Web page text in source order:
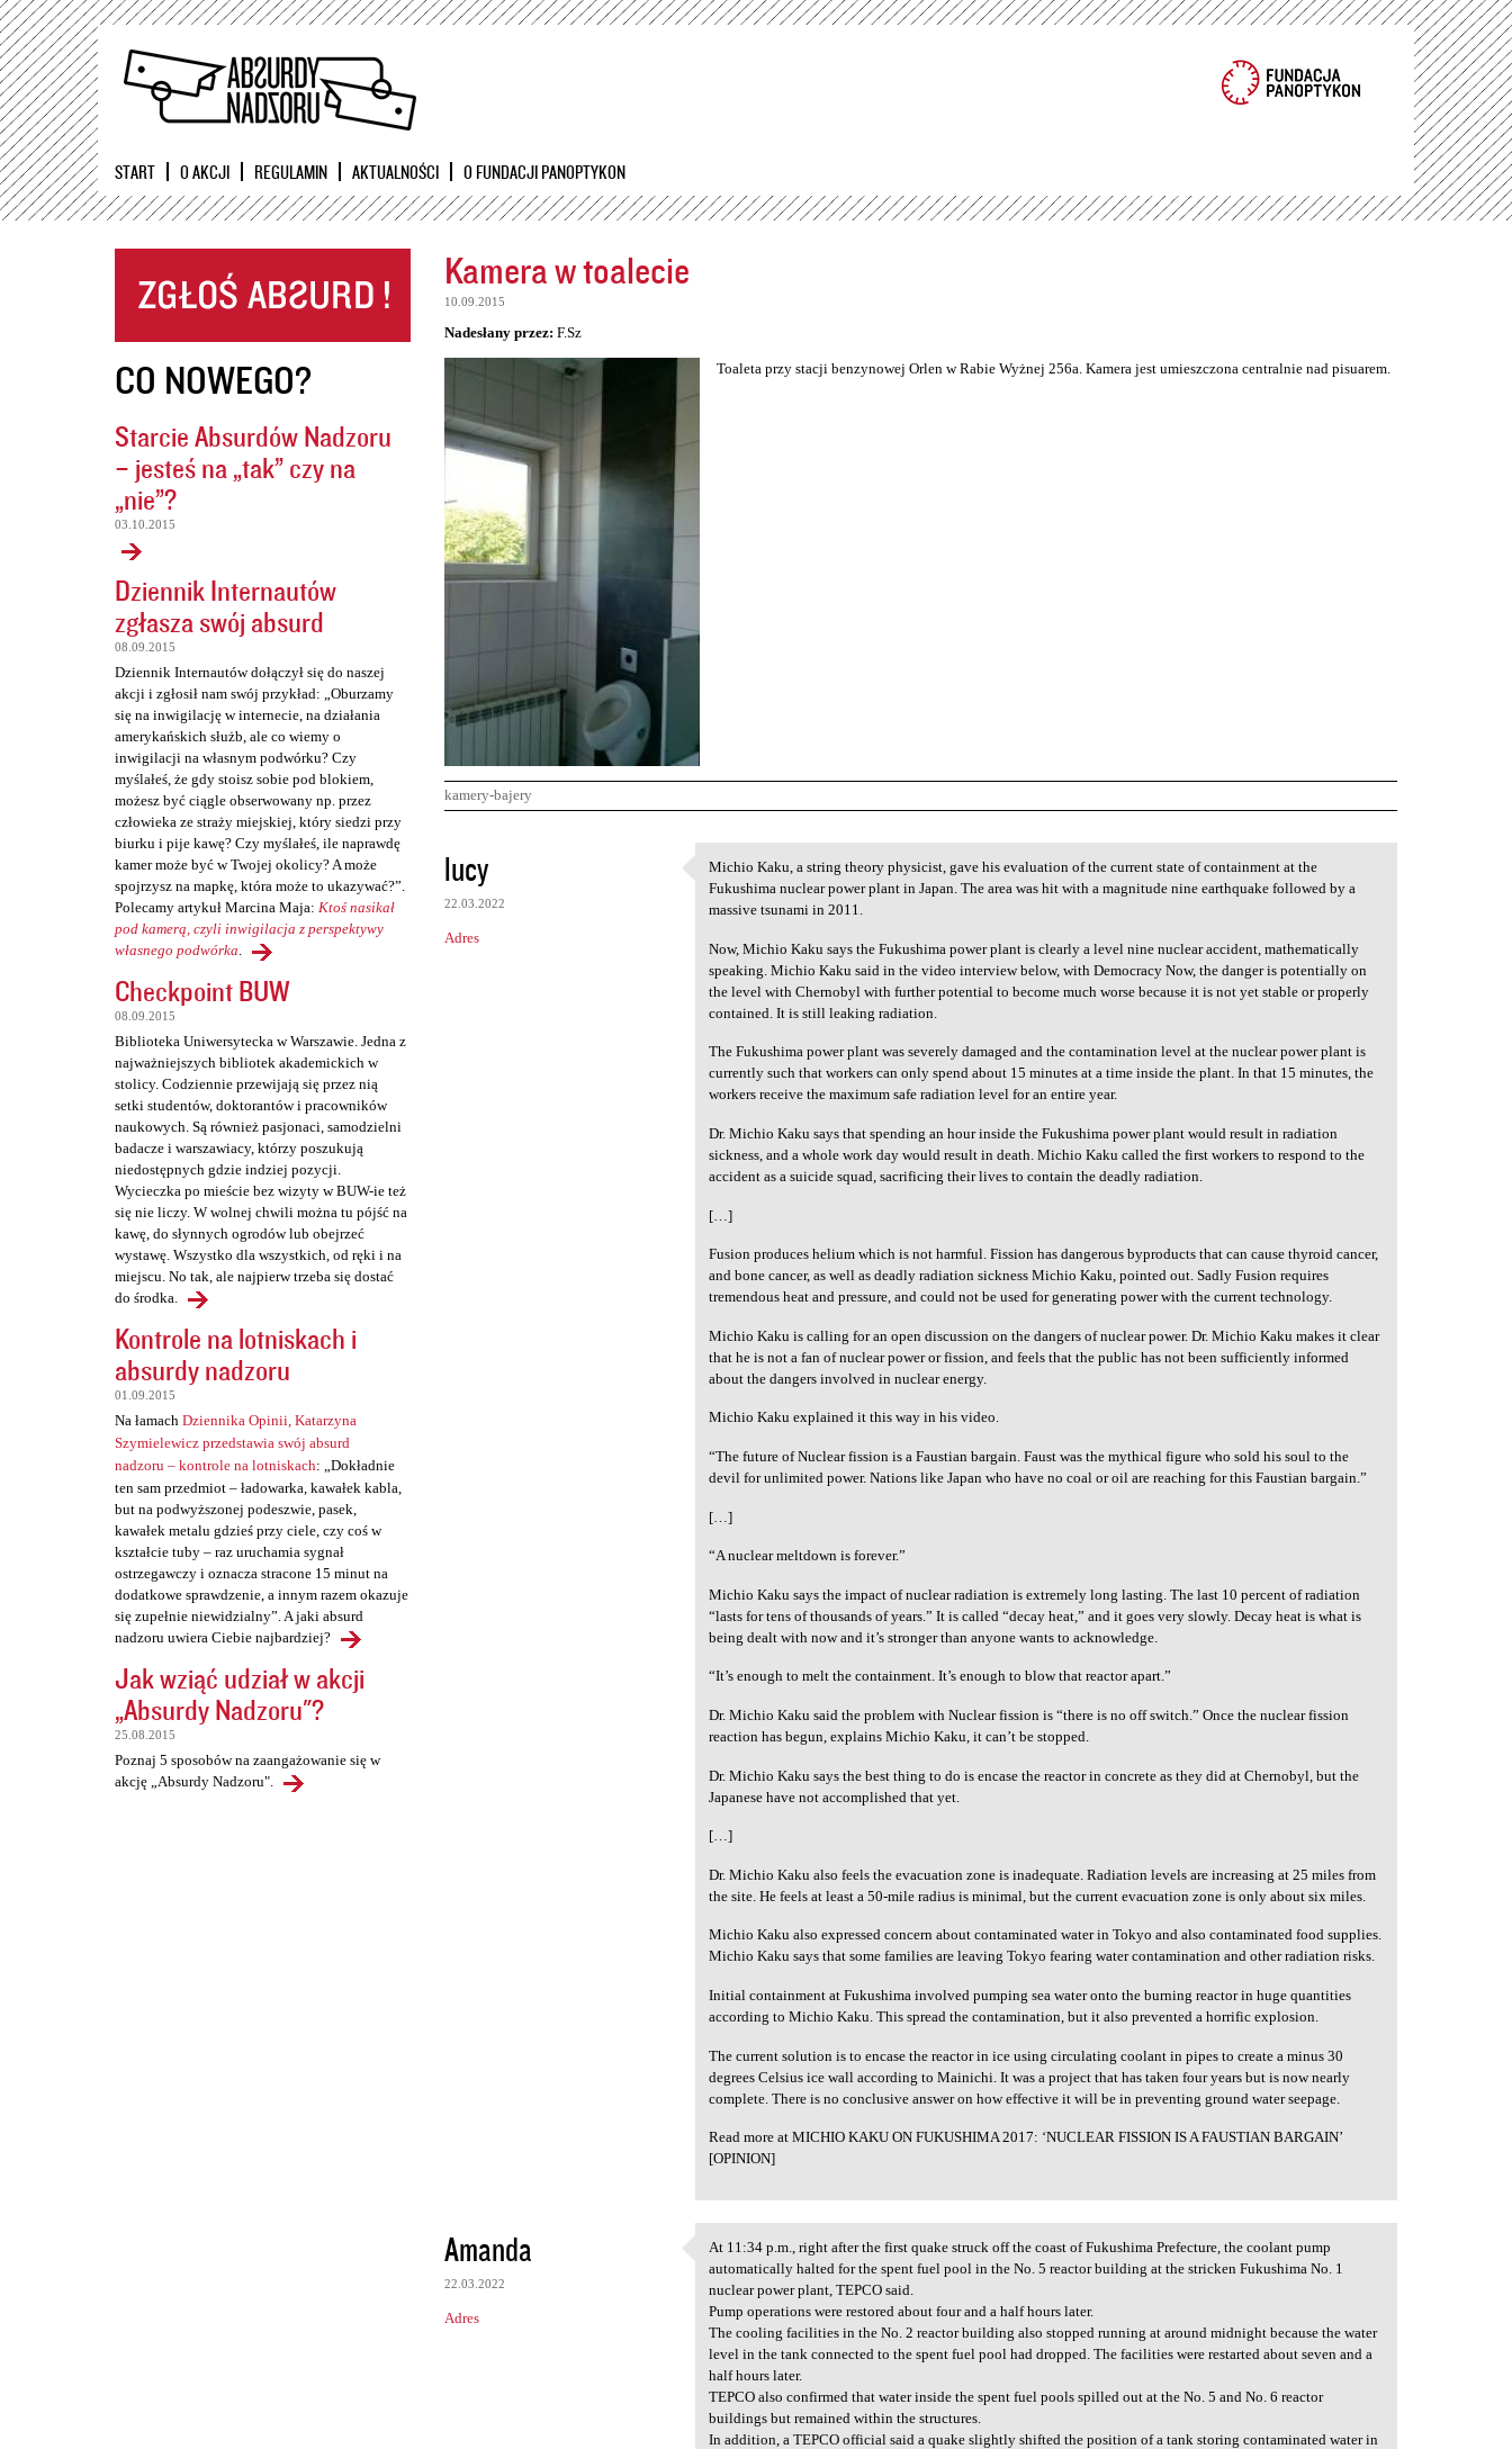
Przejdź
START O AKCJI REGULAMIN AKTUALNOŚCI O FUNDACJI PANOPTYKON
CO NOWEGO?
Starcie Absurdów Nadzoru
– jesteś na „tak” czy na
„nie”?
03.10.2015
Dziennik Internautów
zgłasza swój absurd
08.09.2015
Dziennik Internautów dołączył się do naszej
akcji i zgłosił nam swój przykład: „Oburzamy
się na inwigilację w internecie, na działania
amerykańskich służb, ale co wiemy o
inwigilacji na własnym podwórku? Czy
myślałeś, że gdy stoisz sobie pod blokiem,
możesz być ciągle obserwowany np. przez
człowieka ze straży miejskiej, który siedzi przy
biurku i pije kawę? Czy myślałeś, ile naprawdę
kamer może być w Twojej okolicy? A może
spojrzysz na mapkę, która może to ukazywać?”.
Polecamy artykuł Marcina Maja: Ktoś nasikał
pod kamerą, czyli inwigilacja z perspektywy
własnego podwórka.
Checkpoint BUW
08.09.2015
Biblioteka Uniwersytecka w Warszawie. Jedna z
najważniejszych bibliotek akademickich w
stolicy. Codziennie przewijają się przez nią
setki studentów, doktorantów i pracowników
naukowych. Są również pasjonaci, samodzielni
badacze i warszawiacy, którzy poszukują
niedostępnych gdzie indziej pozycji.
Wycieczka po mieście bez wizyty w BUW-ie też
się nie liczy. W wolnej chwili można tu pójść na
kawę, do słynnych ogrodów lub obejrzeć
wystawę. Wszystko dla wszystkich, od ręki i na
miejscu. No tak, ale najpierw trzeba się dostać
do środka.
Kontrole na lotniskach i
absurdy nadzoru
01.09.2015
Na łamach Dziennika Opinii, Katarzyna
Szymielewicz przedstawia swój absurd
nadzoru – kontrole na lotniskach: „Dokładnie
ten sam przedmiot – ładowarka, kawałek kabla,
but na podwyższonej podeszwie, pasek,
kawałek metalu gdzieś przy ciele, czy coś w
kształcie tuby – raz uruchamia sygnał
ostrzegawczy i oznacza stracone 15 minut na
dodatkowe sprawdzenie, a innym razem okazuje
się zupełnie niewidzialny”. A jaki absurd
nadzoru uwiera Ciebie najbardziej?
Jak wziąć udział w akcji
„Absurdy Nadzoru"?
25.08.2015
Poznaj 5 sposobów na zaangażowanie się w
akcję „Absurdy Nadzoru".
Kamera w toalecie
10.09.2015
Nadesłany przez: F.Sz
Toaleta przy stacji benzynowej Orlen w Rabie Wyżnej 256a. Kamera jest umieszczona centralnie nad pisuarem.
kamery-bajery
K
o
m
e
lucy
22.03.2022
Adres
Michio Kaku, a string theory
Michio Kaku, a string theory physicist, gave his evaluation of the current state of containment at the
Fukushima nuclear power plant in Japan. The area was hit with a magnitude nine earthquake followed by a
massive tsunami in 2011.
Now, Michio Kaku says the Fukushima power plant is clearly a level nine nuclear accident, mathematically
speaking. Michio Kaku said in the video interview below, with Democracy Now, the danger is potentially on
the level with Chernobyl with further potential to become much worse because it is not yet stable or properly
contained. It is still leaking radiation.
The Fukushima power plant was severely damaged and the contamination level at the nuclear power plant is
currently such that workers can only spend about 15 minutes at a time inside the plant. In that 15 minutes, the
workers receive the maximum safe radiation level for an entire year.
Dr. Michio Kaku says that spending an hour inside the Fukushima power plant would result in radiation
sickness, and a whole work day would result in death. Michio Kaku called the first workers to respond to the
accident as a suicide squad, sacrificing their lives to contain the deadly radiation.
[…]
Fusion produces helium which is not harmful. Fission has dangerous byproducts that can cause thyroid cancer,
and bone cancer, as well as deadly radiation sickness Michio Kaku, pointed out. Sadly Fusion requires
tremendous heat and pressure, and could not be used for generating power with the current technology.
Michio Kaku is calling for an open discussion on the dangers of nuclear power. Dr. Michio Kaku makes it clear
that he is not a fan of nuclear power or fission, and feels that the public has not been sufficiently informed
about the dangers involved in nuclear energy.
Michio Kaku explained it this way in his video.
“The future of Nuclear fission is a Faustian bargain. Faust was the mythical figure who sold his soul to the
devil for unlimited power. Nations like Japan who have no coal or oil are reaching for this Faustian bargain.”
[…]
“A nuclear meltdown is forever.”
Michio Kaku says the impact of nuclear radiation is extremely long lasting. The last 10 percent of radiation
“lasts for tens of thousands of years.” It is called “decay heat,” and it goes very slowly. Decay heat is what is
being dealt with now and it’s stronger than anyone wants to acknowledge.
“It’s enough to melt the containment. It’s enough to blow that reactor apart.”
Dr. Michio Kaku said the problem with Nuclear fission is “there is no off switch.” Once the nuclear fission
reaction has begun, explains Michio Kaku, it can’t be stopped.
Dr. Michio Kaku says the best thing to do is encase the reactor in concrete as they did at Chernobyl, but the
Japanese have not accomplished that yet.
[…]
Dr. Michio Kaku also feels the evacuation zone is inadequate. Radiation levels are increasing at 25 miles from
the site. He feels at least a 50-mile radius is minimal, but the current evacuation zone is only about six miles.
Michio Kaku also expressed concern about contaminated water in Tokyo and also contaminated food supplies.
Michio Kaku says that some families are leaving Tokyo fearing water contamination and other radiation risks.
Initial containment at Fukushima involved pumping sea water onto the burning reactor in huge quantities
according to Michio Kaku. This spread the contamination, but it also prevented a horrific explosion.
The current solution is to encase the reactor in ice using circulating coolant in pipes to create a minus 30
degrees Celsius ice wall according to Mainichi. It was a project that has taken four years but is now nearly
complete. There is no conclusive answer on how effective it will be in preventing ground water seepage.
Read more at MICHIO KAKU ON FUKUSHIMA 2017: ‘NUCLEAR FISSION IS A FAUSTIAN BARGAIN’
[OPINION]
Amanda
22.03.2022
Adres
At 11:34 p.m., right after
At 11:34 p.m., right after the first quake struck off the coast of Fukushima Prefecture, the coolant pump
automatically halted for the spent fuel pool in the No. 5 reactor building at the stricken Fukushima No. 1
nuclear power plant, TEPCO said.
Pump operations were restored about four and a half hours later.
The cooling facilities in the No. 2 reactor building also stopped running at around midnight because the water
level in the tank connected to the spent fuel pool had dropped. The facilities were restarted about seven and a
half hours later.
TEPCO also confirmed that water inside the spent fuel pools spilled out at the No. 5 and No. 6 reactor
buildings but remained within the structures.
In addition, a TEPCO official said a quake slightly shifted the position of a tank storing contaminated water in